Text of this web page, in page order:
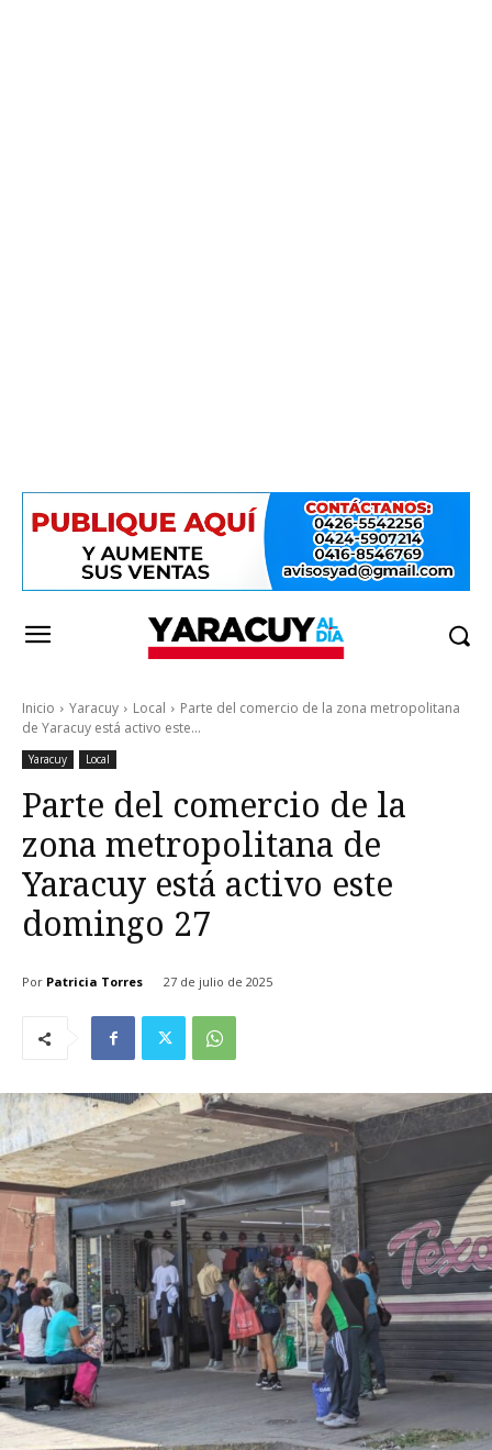
Inicio Yaracuy Local
Parte del comercio de la zona metropolitana
de Yaracuy está activo este...
Yaracuy Local
Parte del comercio de la
zona metropolitana de
Yaracuy está activo este
domingo 27
Por Patricia Torres 27 de julio de 2025